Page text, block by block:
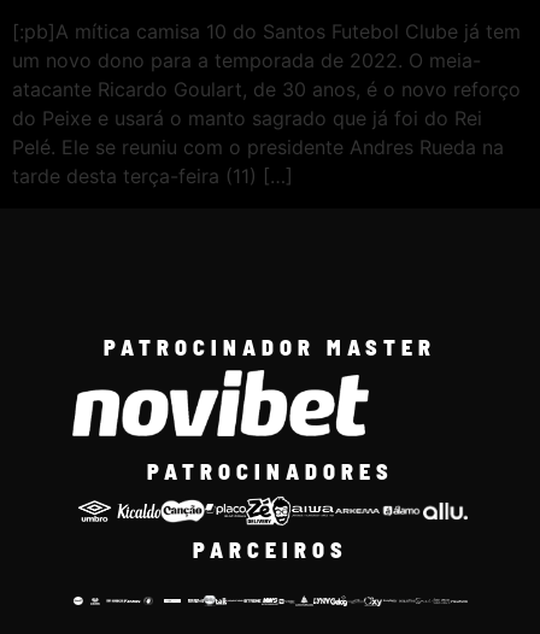
[:pb]A mítica camisa 10 do Santos Futebol Clube já tem
um novo dono para a temporada de 2022. O meia-
atacante Ricardo Goulart, de 30 anos, é o novo reforço
do Peixe e usará o manto sagrado que já foi do Rei
Pelé. Ele se reuniu com o presidente Andres Rueda na
tarde desta terça-feira (11) […]
PATROCINADOR MASTER
PATROCINADORES
PARCEIROS